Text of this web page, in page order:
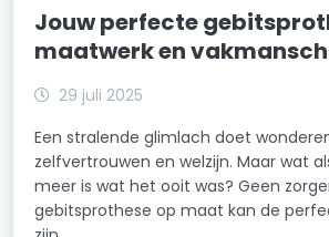
Jouw perfecte
maatwerk en
29 juli 2025
Een stralende glimlach doet
zelfvertrouwen en welzijn. Maar wat
meer is wat het ooit was? Geen
gebitsprothese op maat kan de